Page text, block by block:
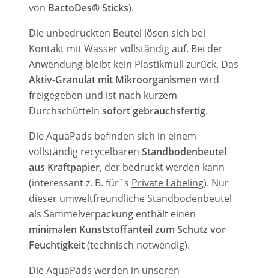
von BactoDes® Sticks).
Die unbedruckten Beutel lösen sich bei
Kontakt mit Wasser vollständig auf. Bei der
Anwendung bleibt kein Plastikmüll zurück. Das
Aktiv-Granulat mit Mikroorganismen wird
freigegeben und ist nach kurzem
Durchschütteln sofort gebrauchsfertig.
Die AquaPads befinden sich in einem
vollständig recycelbaren Standbodenbeutel
aus Kraftpapier, der bedruckt werden kann
(interessant z. B. für´s Private Labeling). Nur
dieser umweltfreundliche Standbodenbeutel
als Sammelverpackung enthält einen
minimalen Kunststoffanteil zum Schutz vor
Feuchtigkeit(technisch notwendig).
Die AquaPads werden in unseren